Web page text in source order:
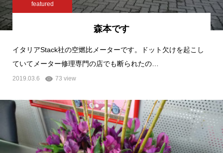
featured
森本です
イタリアStack社の空燃比メーターです。ドット欠けを起こし
ていてメーター修理専門の店でも断られたの…
2019.03.6 73 view